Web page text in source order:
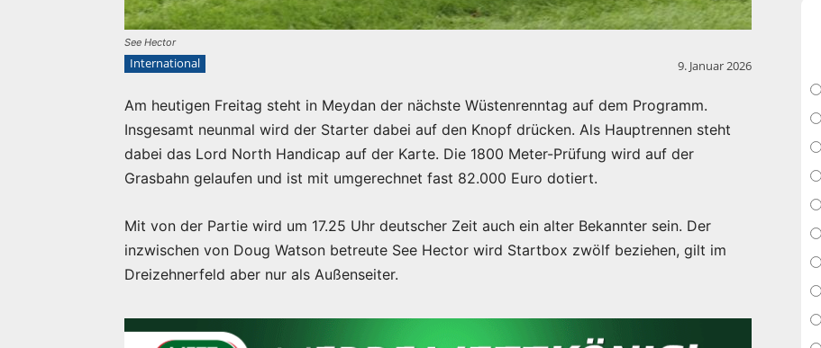
See Hector
International 9. Januar 2026
Am heutigen Freitag steht in Meydan der nächste Wüstenrenntag auf dem Programm.
Insgesamt neunmal wird der Starter dabei auf den Knopf drücken. Als Hauptrennen steht
dabei das Lord North Handicap auf der Karte. Die 1800 Meter-Prüfung wird auf der
Grasbahn gelaufen und ist mit umgerechnet fast 82.000 Euro dotiert.
Mit von der Partie wird um 17.25 Uhr deutscher Zeit auch ein alter Bekannter sein. Der
inzwischen von Doug Watson betreute See Hector wird Startbox zwölf beziehen, gilt im
Dreizehnerfeld aber nur als Außenseiter.